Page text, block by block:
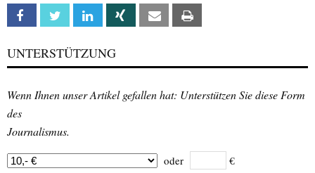
Facebook Twitter Linkedin Xing Email
UNTERSTÜTZUNG
Wenn Ihnen unser Artikel gefallen hat: Unterstützen Sie diese Form
des
Journalismus.
oder €